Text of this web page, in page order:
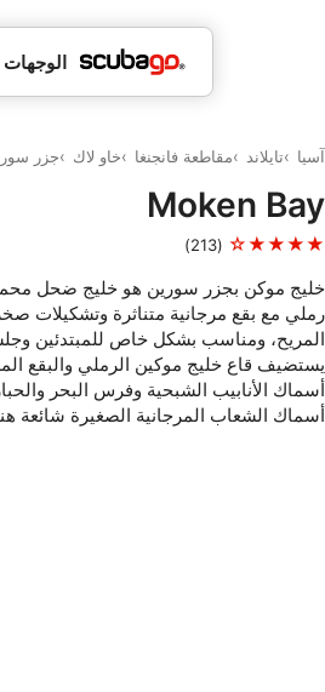
الوجهات
آسيا تايلاند مقاطعة فانجنغا خاو لاك جزر
Moken Bay
★★★★☆
(213)
خليج موكن بجزر سورين هو خليج ضحل
رملي مع بقع مرجانية متناثرة وتشكيلات
المريح، ومناسب بشكل خاص للمبتدئين
يستضيف قاع خليج موكين الرملي والبقع
أسماك الأنابيب الشبحية وفرس البحر
أسماك الشعاب المرجانية الصغيرة شائعة